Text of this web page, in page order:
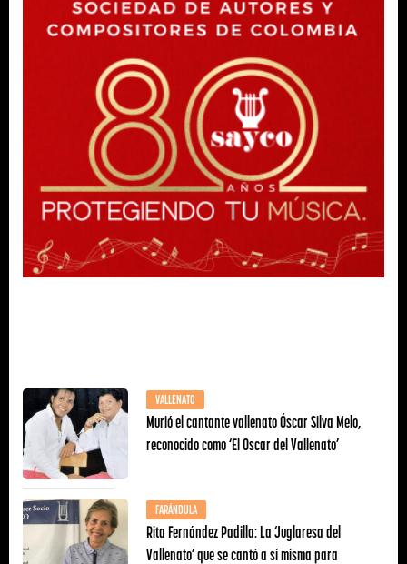
VALLENATO
Murió el cantante vallenato Óscar Silva Melo,
reconocido como ‘El Oscar del Vallenato’
FARÁNDULA
Rita Fernández Padilla: La ‘Juglaresa del
Vallenato’ que se cantó a sí misma para